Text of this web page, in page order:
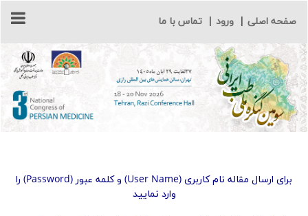
صفحه اصلی ورود تماس با ما
برای ارسال مقاله نام کاربری (User Name) و کلمه عبور (Password) را
وارد نمایید